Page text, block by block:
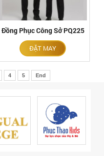
Đồng Phục Công Sở PQ225
ĐẶT MAY
4 5 End